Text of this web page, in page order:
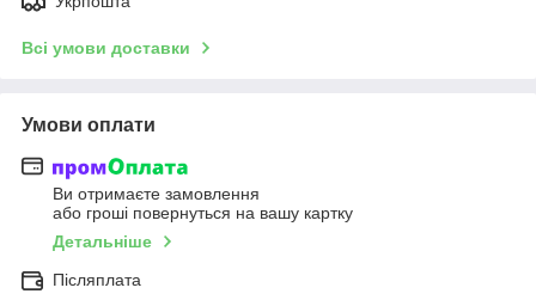
Всі умови доставки
Умови оплати
Ви отримаєте замовлення
або гроші повернуться на вашу картку
Детальніше
Післяплата